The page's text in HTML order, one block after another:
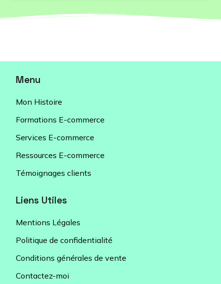
Menu
Mon Histoire
Formations E-commerce
Services E-commerce
Ressources E-commerce
Témoignages clients
Liens Utiles
Mentions Légales
Politique de confidentialité
Conditions générales de vente
Contactez-moi